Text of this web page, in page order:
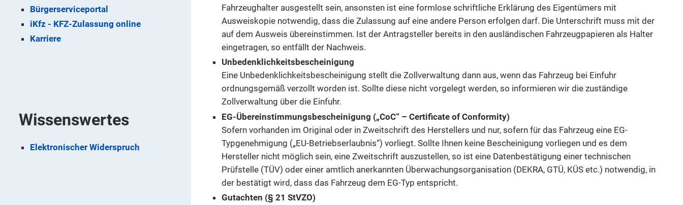
Fahrzeughalter ausgestellt sein, ansonsten ist eine formlose schriftliche Erklärung des Eigentümers mit
Ausweiskopie notwendig, dass die Zulassung auf eine andere Person erfolgen darf. Die Unterschrift muss mit der
auf dem Ausweis übereinstimmen. Ist der Antragsteller bereits in den ausländischen Fahrzeugpapieren als Halter
eingetragen, so entfällt der Nachweis.
Unbedenklichkeitsbescheinigung
Eine Unbedenklichkeitsbescheinigung stellt die Zollverwaltung dann aus, wenn das Fahrzeug bei Einfuhr
ordnungsgemäß verzollt worden ist. Sollte diese nicht vorgelegt werden, so informieren wir die zuständige
Zollverwaltung über die Einfuhr.
EG-Übereinstimmungsbescheinigung („CoC“ – Certificate of Conformity)
Sofern vorhanden im Original oder in Zweitschrift des Herstellers und nur, sofern für das Fahrzeug eine EG-
Typgenehmigung („EU-Betriebserlaubnis“) vorliegt. Sollte Ihnen keine Bescheinigung vorliegen und es dem
Hersteller nicht möglich sein, eine Zweitschrift auszustellen, so ist eine Datenbestätigung einer technischen
Prüfstelle (TÜV) oder einer amtlich anerkannten Überwachungsorganisation (DEKRA, GTÜ, KÜS etc.) notwendig, in
der bestätigt wird, dass das Fahrzeug dem EG-Typ entspricht.
Gutachten (§ 21 StVZO)
Bürgerserviceportal
iKfz - KFZ-Zulassung online
Karriere
Wissenswertes
Elektronischer Widerspruch